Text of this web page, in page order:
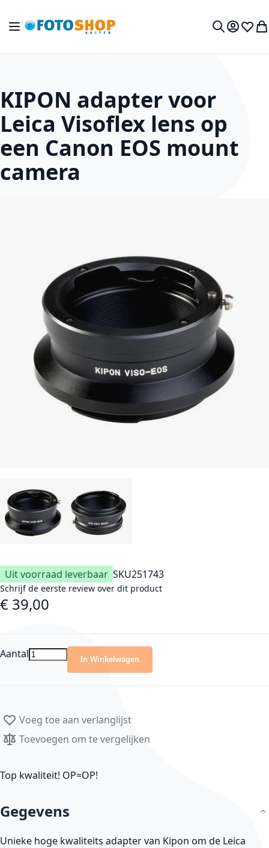
Toggle Nav
Mijn
KIPON adapter voor
Leica Visoflex lens op
een Canon EOS mount
camera
Uit voorraad leverbaar SKU251743
Schrijf de eerste review over dit product
€ 39,00
Aantal In Winkelwagen
Voeg toe aan verlanglijst
Toevoegen om te vergelijken
Top kwaliteit! OP=OP!
Gegevens
Unieke hoge kwaliteits adapter van Kipon om de Leica